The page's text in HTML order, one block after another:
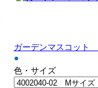
ガーデンマスコット
●
色・サイズ